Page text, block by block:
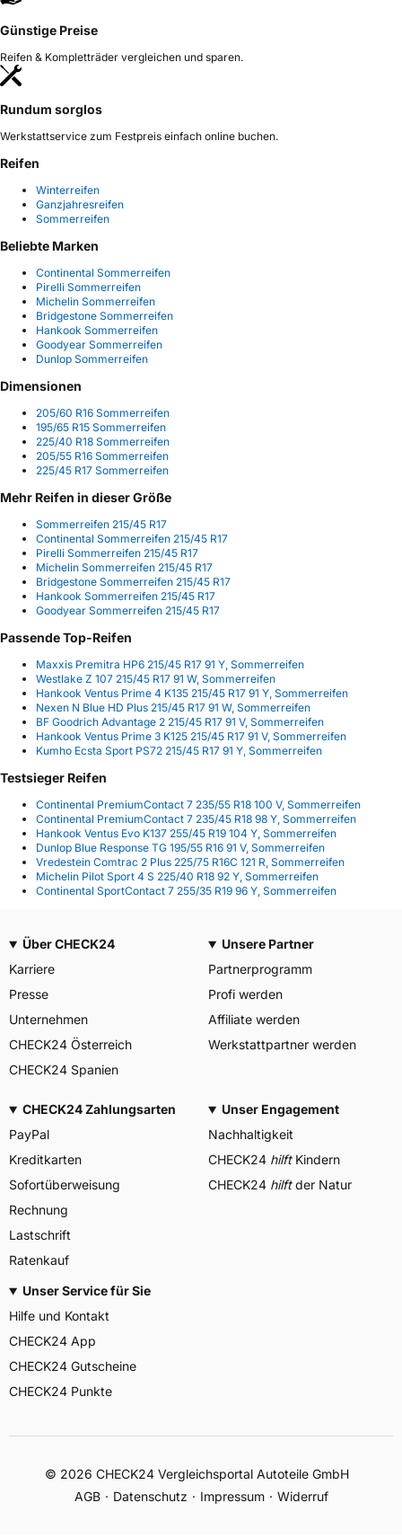
Günstige Preise
Reifen & Kompletträder vergleichen und sparen.
Rundum sorglos
Werkstattservice zum Festpreis einfach online buchen.
Reifen
Winterreifen
Ganzjahresreifen
Sommerreifen
Beliebte Marken
Continental Sommerreifen
Pirelli Sommerreifen
Michelin Sommerreifen
Bridgestone Sommerreifen
Hankook Sommerreifen
Goodyear Sommerreifen
Dunlop Sommerreifen
Dimensionen
205/60 R16 Sommerreifen
195/65 R15 Sommerreifen
225/40 R18 Sommerreifen
205/55 R16 Sommerreifen
225/45 R17 Sommerreifen
Mehr Reifen in dieser Größe
Sommerreifen 215/45 R17
Continental Sommerreifen 215/45 R17
Pirelli Sommerreifen 215/45 R17
Michelin Sommerreifen 215/45 R17
Bridgestone Sommerreifen 215/45 R17
Hankook Sommerreifen 215/45 R17
Goodyear Sommerreifen 215/45 R17
Passende Top-Reifen
Maxxis Premitra HP6 215/45 R17 91 Y, Sommerreifen
Westlake Z 107 215/45 R17 91 W, Sommerreifen
Hankook Ventus Prime 4 K135 215/45 R17 91 Y, Sommerreifen
Nexen N Blue HD Plus 215/45 R17 91 W, Sommerreifen
BF Goodrich Advantage 2 215/45 R17 91 V, Sommerreifen
Hankook Ventus Prime 3 K125 215/45 R17 91 V, Sommerreifen
Kumho Ecsta Sport PS72 215/45 R17 91 Y, Sommerreifen
Testsieger Reifen
Continental PremiumContact 7 235/55 R18 100 V, Sommerreifen
Continental PremiumContact 7 235/45 R18 98 Y, Sommerreifen
Hankook Ventus Evo K137 255/45 R19 104 Y, Sommerreifen
Dunlop Blue Response TG 195/55 R16 91 V, Sommerreifen
Vredestein Comtrac 2 Plus 225/75 R16C 121 R, Sommerreifen
Michelin Pilot Sport 4 S 225/40 R18 92 Y, Sommerreifen
Continental SportContact 7 255/35 R19 96 Y, Sommerreifen
Über CHECK24
Karriere
Presse
Unternehmen
CHECK24 Österreich
CHECK24 Spanien
Unsere Partner
Partnerprogramm
Profi werden
Affiliate werden
Werkstattpartner werden
CHECK24 Zahlungsarten
PayPal
Kreditkarten
Sofortüberweisung
Rechnung
Lastschrift
Ratenkauf
Unser Engagement
Nachhaltigkeit
CHECK24 hilftKindern
CHECK24 hilftder Natur
Unser Service für Sie
Hilfe und Kontakt
CHECK24 App
CHECK24 Gutscheine
CHECK24 Punkte
© 2026 CHECK24 Vergleichsportal Autoteile GmbH
AGB
Datenschutz Impressum Widerruf